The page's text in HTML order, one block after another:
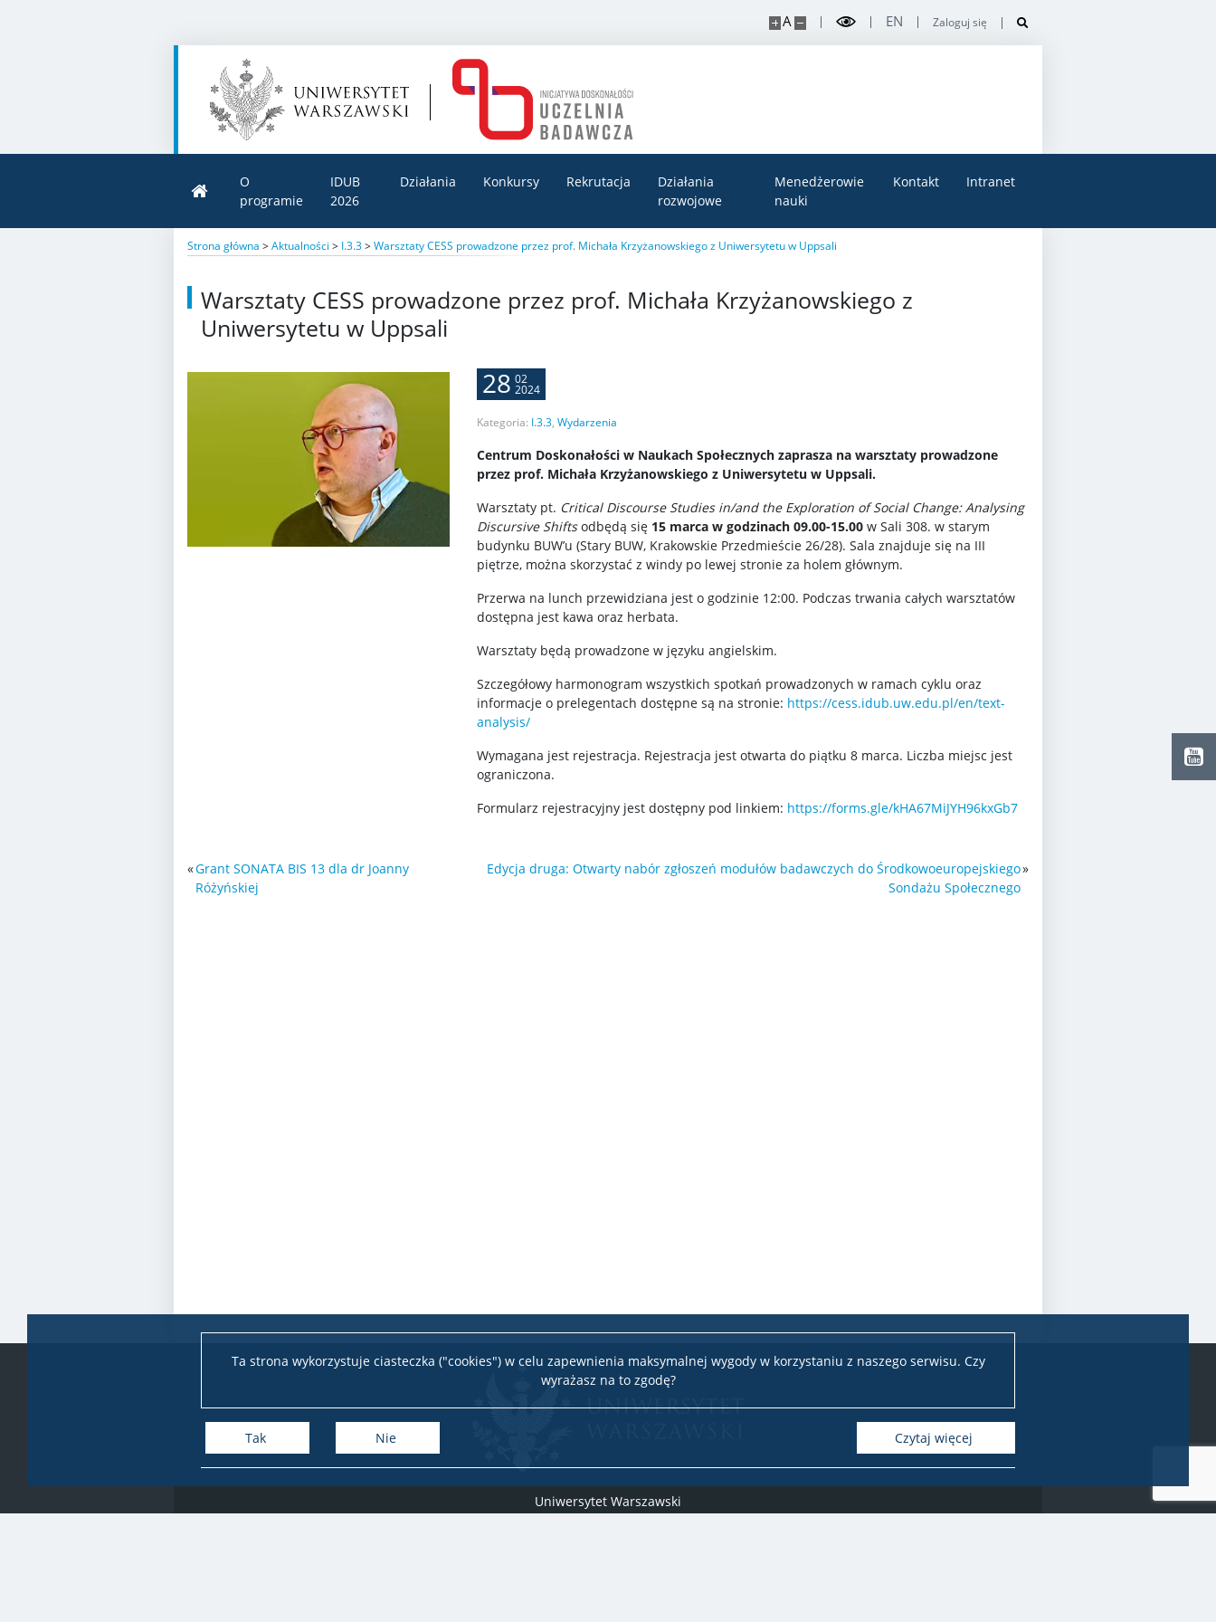
Ta strona wykorzystuje ciasteczka ("cookies") w celu zapewnienia maksymalnej wygody w korzystaniu z naszego serwisu. Czy
wyrażasz na to zgodę?
Tak Nie Czytaj więcej
A EN Zaloguj się
O
programie
IDUB
2026
Działania Konkursy Rekrutacja
Działania
rozwojowe
Menedżerowie
nauki
Kontakt Intranet
Strona główna >Aktualności > I.3.3>Warsztaty CESS prowadzone przez prof. Michała Krzyżanowskiego z Uniwersytetu w Uppsali
Warsztaty CESS prowadzone przez prof. Michała Krzyżanowskiego z
Uniwersytetu w Uppsali
28 02
2024
Kategoria: I.3.3, Wydarzenia
Centrum Doskonałości w Naukach Społecznych zaprasza na warsztaty prowadzone
przez prof. Michała Krzyżanowskiego z Uniwersytetu w Uppsali.
Warsztaty pt. Critical Discourse Studies in/and the Exploration of Social Change: Analysing
Discursive Shiftsodbędą się 15 marca w godzinach 09.00-15.00w Sali 308. w starym
budynku BUW’u (Stary BUW, Krakowskie Przedmieście 26/28). Sala znajduje się na III
piętrze, można skorzystać z windy po lewej stronie za holem głównym.
Przerwa na lunch przewidziana jest o godzinie 12:00. Podczas trwania całych warsztatów
dostępna jest kawa oraz herbata.
Warsztaty będą prowadzone w języku angielskim.
Szczegółowy harmonogram wszystkich spotkań prowadzonych w ramach cyklu oraz
informacje o prelegentach dostępne są na stronie: https://cess.idub.uw.edu.pl/en/text-
analysis/
Wymagana jest rejestracja. Rejestracja jest otwarta do piątku 8 marca. Liczba miejsc jest
ograniczona.
Formularz rejestracyjny jest dostępny pod linkiem: https://forms.gle/kHA67MiJYH96kxGb7
«Grant SONATA BIS 13 dla dr Joanny
Różyńskiej
Edycja druga: Otwarty nabór zgłoszeń modułów badawczych do Środkowoeuropejskiego
Sondażu Społecznego
»
Uniwersytet Warszawski